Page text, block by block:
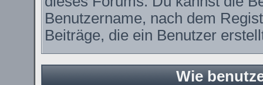
Benutzername, nach dem
Beiträge, die ein Benutzer
Wie